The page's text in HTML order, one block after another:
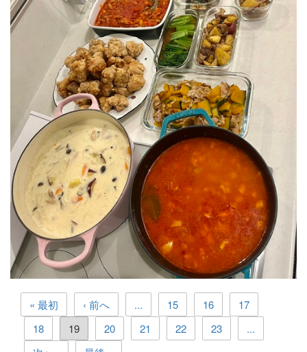
今回もありがとうございました！また、よろしくお願いしま
す。
鶏のからあげ
小松菜のおひたし
鶏むねの照り焼き
クリームシチュー
ミネストローネ
さんまの蒲焼
ポークビーンズ
豚肉とかぼちゃの塩バター炒め
するめいかと里芋の煮物
豚肉とさつまいものはちみつグリル
« 最初 ‹ 前へ ... 15 16
17
18
19 20 21 22 23
...